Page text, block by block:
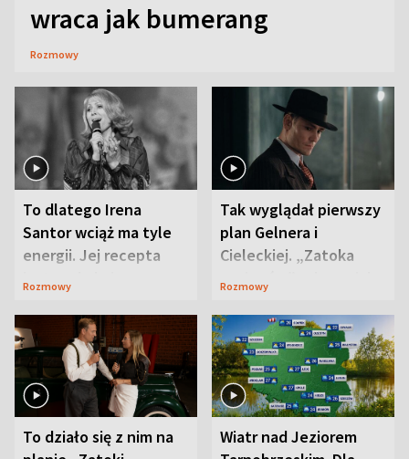
wraca jak bumerang
Rozmowy
To dlatego Irena
Santor wciąż ma tyle
energii. Jej recepta
jest zaskakująco
Rozmowy
Tak wyglądał pierwszy
plan Gelnera i
Cieleckiej. „Zatoka
szpiegów” od razu ich
Rozmowy
To działo się z nim na
Wiatr nad Jeziorem